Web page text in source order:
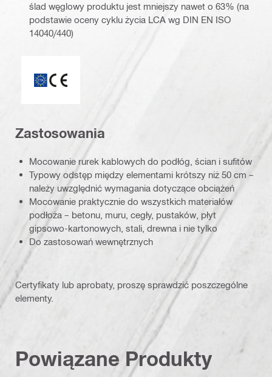
ślad węglowy produktu jest mniejszy nawet o 63% (na
podstawie oceny cyklu życia LCA wg DIN EN ISO
14040/440)
Zastosowania
Mocowanie rurek kablowych do podłóg, ścian i sufitów
Typowy odstęp między elementami krótszy niż 50 cm –
należy uwzględnić wymagania dotyczące obciążeń
Mocowanie praktycznie do wszystkich materiałów
podłoża – betonu, muru, cegły, pustaków, płyt
gipsowo-kartonowych, stali, drewna i nie tylko
Do zastosowań wewnętrznych
Certyfikaty lub aprobaty, proszę sprawdzić poszczególne
elementy.
Powiązane Produkty